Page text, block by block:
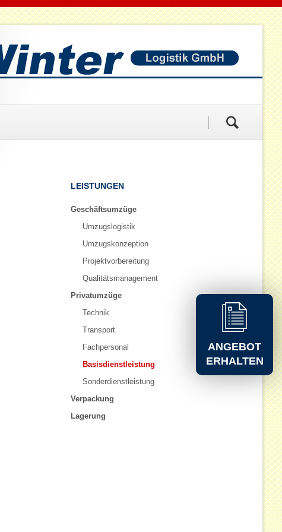
Navigation
LEISTUNGEN
Geschäftsumzüge
Umzugslogistik
Umzugskonzeption
Projektvorbereitung
Qualitätsmanagement
Privatumzüge
Technik
Transport
Fachpersonal
Basisdienstleistung
Sonderdienstleistung
Verpackung
Lagerung
ANGEBOT
ERHALTEN